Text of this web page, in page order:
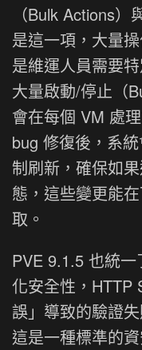
（Bulk Actions
是這一項，大量
是維運人員需要
大量啟動/停止（
會在每個 VM 處
bug 修復後，系
制刷新，確保如
態，這些變更能
取。
PVE 9.1.5 也統
化安全性，HTTP
誤」導致的驗證
這是一種標準的